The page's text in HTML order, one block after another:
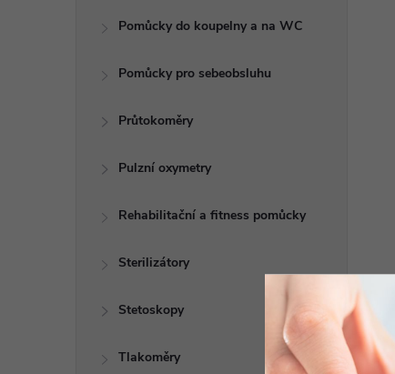
Pomůcky do koupelny a na WC
Pomůcky pro sebeobsluhu
Průtokoměry
Pulzní oxymetry
Rehabilitační a fitness pomůcky
Sterilizátory
Stetoskopy
Tlakoměry